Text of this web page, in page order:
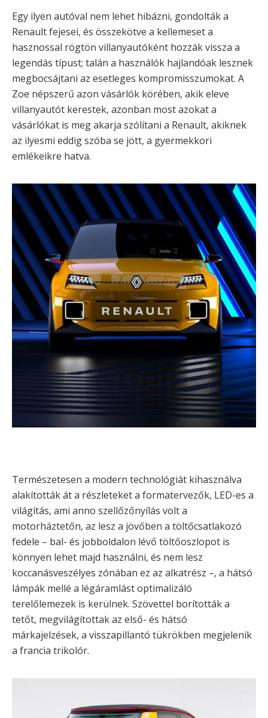
Egy ilyen autóval nem lehet hibázni, gondolták a
Renault fejesei, és összekötve a kellemeset a
hasznossal rögtön villanyautóként hozzák vissza a
legendás típust; talán a használók hajlandóak lesznek
megbocsájtani az esetleges kompromisszumokat. A
Zoe népszerű azon vásárlók körében, akik eleve
villanyautót kerestek, azonban most azokat a
vásárlókat is meg akarja szólítani a Renault, akiknek
az ilyesmi eddig szóba se jött, a gyermekkori
emlékeikre hatva.
Természetesen a modern technológiát kihasználva
alakították át a részleteket a formatervezők, LED-es a
világítás, ami anno szellőzőnyílás volt a
motorháztetőn, az lesz a jövőben a töltőcsatlakozó
fedele – bal- és jobboldalon lévő töltőoszlopot is
könnyen lehet majd használni, és nem lesz
koccanásveszélyes zónában ez az alkatrész –, a hátsó
lámpák mellé a légáramlást optimalizáló
terelőlemezek is kerülnek. Szövettel borították a
tetőt, megvilágítottak az első- és hátsó
márkajelzések, a visszapillantó tükrökben megjelenik
a francia trikolór.